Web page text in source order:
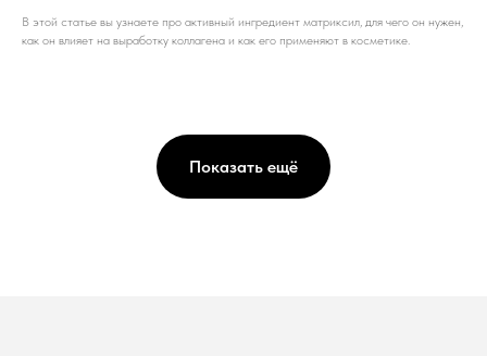
В этой статье вы узнаете про активный ингредиент матриксил, для чего он нужен,
как он влияет на выработку коллагена и как его применяют в косметике.
Показать ещё